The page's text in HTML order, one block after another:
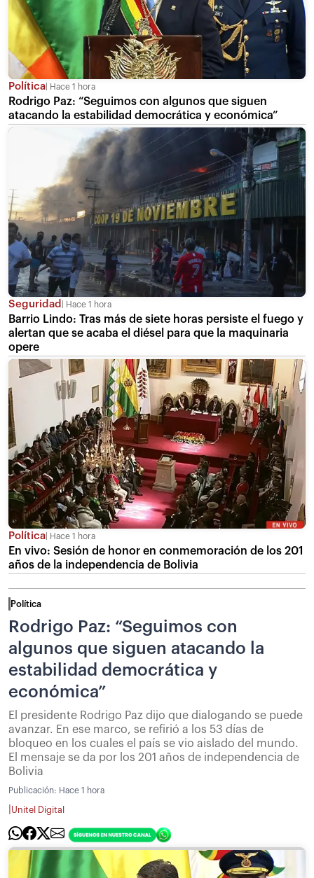
Política Hace 1 hora
Rodrigo Paz: “Seguimos con algunos que siguen
atacando la estabilidad democrática y económica”
Seguridad Hace 1 hora
Barrio Lindo: Tras más de siete horas persiste el fuego y
alertan que se acaba el diésel para que la maquinaria
opere
Política Hace 1 hora
En vivo: Sesión de honor en conmemoración de los 201
años de la independencia de Bolivia
Política
Rodrigo Paz: “Seguimos con
algunos que siguen atacando la
estabilidad democrática y
económica”
El presidente Rodrigo Paz dijo que dialogando se puede
avanzar. En ese marco, se refirió a los 53 días de
bloqueo en los cuales el país se vio aislado del mundo.
El mensaje se da por los 201 años de independencia de
Bolivia
Publicación: Hace 1 hora
Unitel Digital